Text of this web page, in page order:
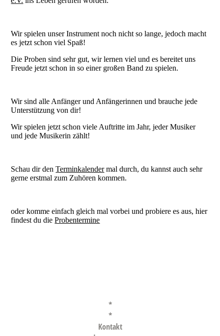
Wir spielen unser Instrument noch nicht so lange, jedoch macht
es jetzt schon viel Spaß!
Die Proben sind sehr gut, wir lernen viel und es bereitet uns
Freude jetzt schon in so einer großen Band zu spielen.
Wir sind alle Anfänger und Anfängerinnen und brauche jede
Unterstützung von dir!
Wir spielen jetzt schon viele Auftritte im Jahr, jeder Musiker
und jede Musikerin zählt!
Schau dir denTerminkalendermal durch, du kannst auch sehr
gerne erstmal zum Zuhören kommen.
oder komme einfach gleich mal vorbei und probiere es aus, hier
findest du dieProbentermine
*
*
Kontakt